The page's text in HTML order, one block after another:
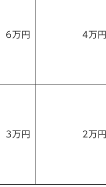
6万円 4万円
3万円 2万円